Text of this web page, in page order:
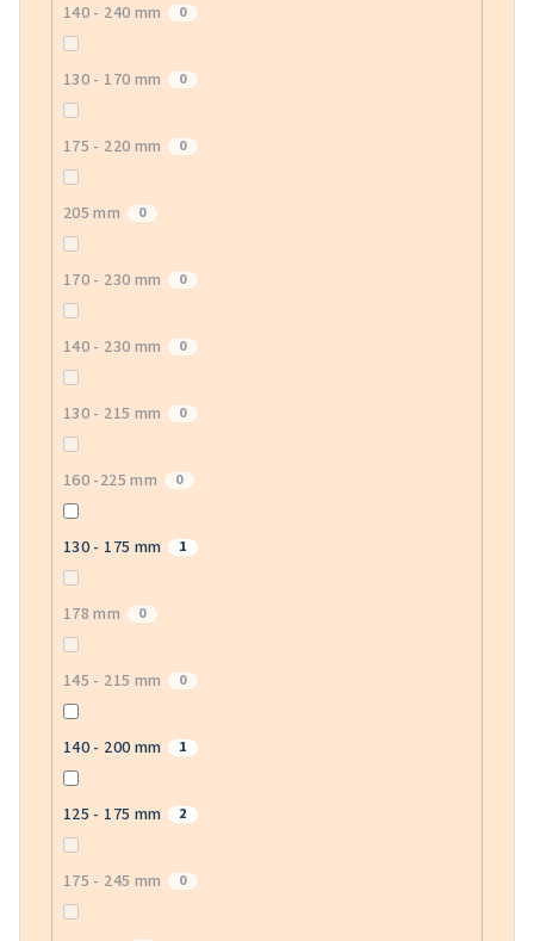
140 - 240 mm 0
130 - 170 mm 0
175 - 220 mm 0
205 mm 0
170 - 230 mm 0
140 - 230 mm 0
130 - 215 mm 0
160 -225 mm 0
130 - 175 mm 1
178 mm 0
145 - 215 mm 0
140 - 200 mm 1
125 - 175 mm 2
175 - 245 mm 0